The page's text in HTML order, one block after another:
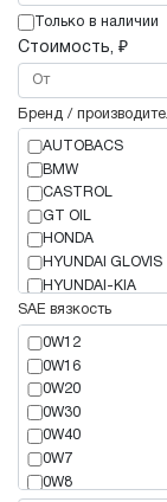
Только в наличии
Стоимость, ₽
Бренд /
AUTOBACS
BMW
CASTROL
GT OIL
HONDA
HYUNDAI GLOVIS
HYUNDAI-KIA
IDEMITSU
NISSAN
SAE вязкость
0W12
0W16
0W20
0W30
0W40
0W7
0W8